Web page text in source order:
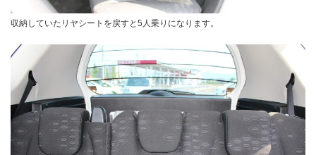
収納していたリヤシートを戻すと5人乗りになります。